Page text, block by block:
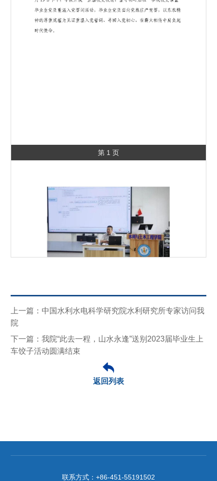
第 1 页
第 2 页
上一篇：中国水利水电科学研究院水利研究所专家访问我
院
下一篇：我院“此去一程，山水永逢”送别2023届毕业生上
车饺子活动圆满结束
返回列表
联系方式： +86-451-55191502